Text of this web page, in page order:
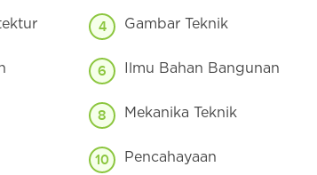
4 Gambar Teknik
6 Ilmu Bahan Bangunan
8 Mekanika Teknik
10 Pencahayaan